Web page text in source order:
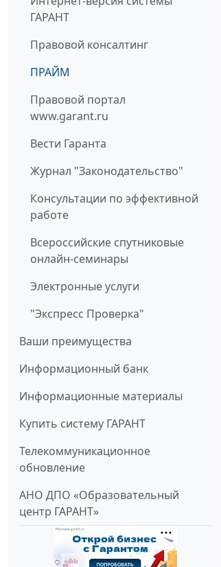
ГАРАНТ
Правовой консалтинг
ПРАЙМ
Правовой портал
www.garant.ru
Вести Гаранта
Журнал "Законодательство"
Консультации по эффективной
работе
Всероссийские спутниковые
онлайн-семинары
Электронные услуги
"Экспресс Проверка"
Ваши преимущества
Информационный банк
Информационные материалы
Купить систему ГАРАНТ
Телекоммуникационное
обновление
АНО ДПО «Образовательный
центр ГАРАНТ»